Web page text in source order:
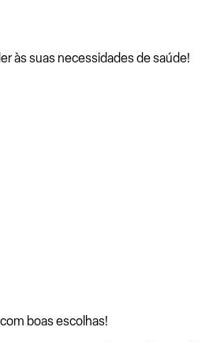
às suas necessidades de saúde!
boas escolhas!